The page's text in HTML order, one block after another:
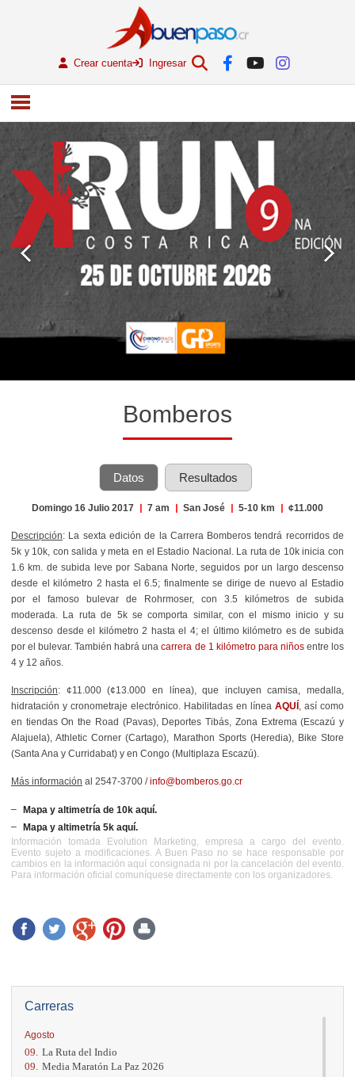
Crear cuenta Ingresar
Carreras
Agosto
09. La Ruta del Indio
09. Media Maratón La Paz 2026
Bomberos
Datos Resultados
Domingo 16 Julio 2017 | 7 am | San José | 5-10 km | ¢11.000
Descripción: La sexta edición de la Carrera Bomberos tendrá recorridos de
5k y 10k, con salida y meta en el Estadio Nacional. La ruta de 10k inicia con
1.6 km. de subida leve por Sabana Norte, seguidos por un largo descenso
desde el kilómetro 2 hasta el 6.5; finalmente se dirige de nuevo al Estadio
por el famoso bulevar de Rohrmoser, con 3.5 kilómetros de subida
moderada. La ruta de 5k se comporta similar, con el mismo inicio y su
descenso desde el kilómetro 2 hasta el 4; el último kilómetro es de subida
por el bulevar. También habrá unacarrera de 1 kilómetro para niñosentre los
4 y 12 años.
Inscripción: ¢11.000 (¢13.000 en línea), que incluyen camisa, medalla,
hidratación y cronometraje electrónico. Habilitadas en línea AQUÍ , así como
en tiendasOn the Road (Pavas), Deportes Tibás, Zona Extrema (Escazú y
Alajuela), Athletic Corner (Cartago), Marathon Sports (Heredia), Bike Store
(Santa Ana y Curridabat) y en Congo (Multiplaza Escazú).
Más información al 2547-3700 /info@bomberos.go.cr
Mapa y altimetría de 10k aquí.
Mapa y altimetría 5k aquí.
Información tomada Evolution Marketing, empresa a cargo del evento.
Evento sujeto a modificaciones. A Buen Paso no se hace responsable por
cambios en la información aquí consignada ni por la cancelación del evento.
Para información oficial comuníquese directamente con los organizadores.